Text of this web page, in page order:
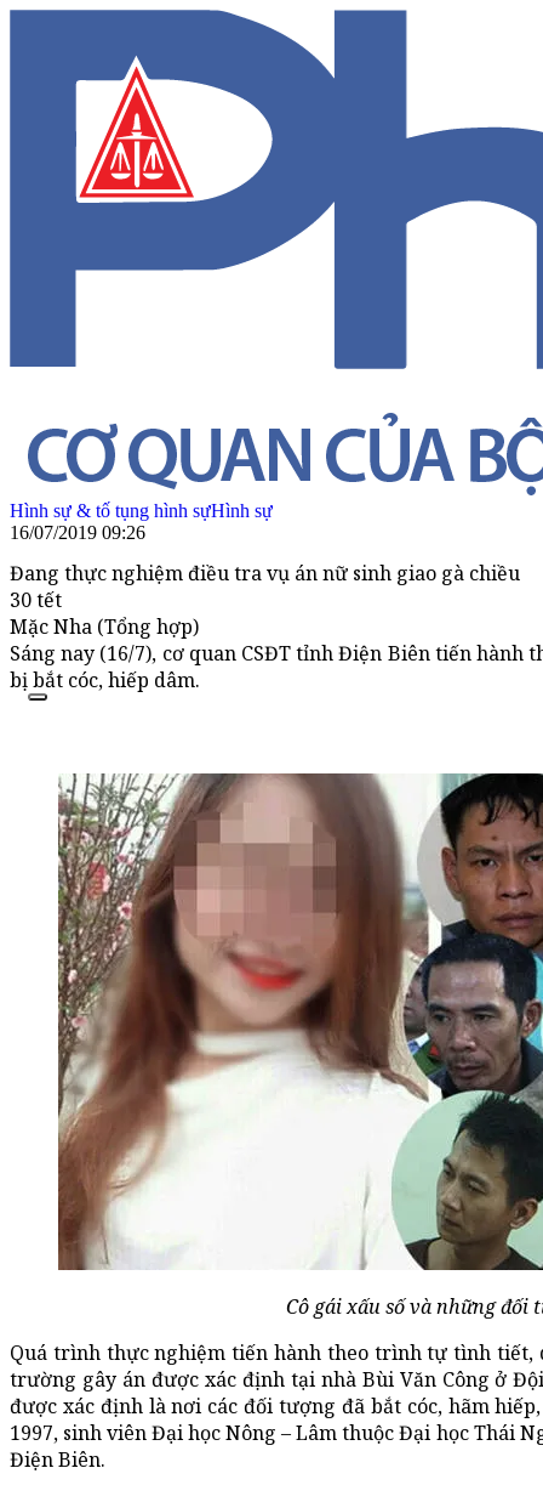
Hình sự & tố tụng hình sựHình sự
16/07/2019 09:26
Đang thực nghiệm điều tra vụ án nữ sinh giao gà chiều
30 tết
Mặc Nha (Tổng hợp)
Sáng nay (16/7), cơ quan CSĐT tỉnh Điện Biên tiến
bị bắt cóc, hiếp dâm.
Cô gái xấu số và những đối
Quá trình thực nghiệm tiến hành theo trình tự tình tiết,
trường gây án được xác định tại nhà Bùi Văn Công ở
được xác định là nơi các đối tượng đã bắt cóc, hãm
1997, sinh viên Đại học Nông – Lâm thuộc Đại học Thái
Điện Biên.